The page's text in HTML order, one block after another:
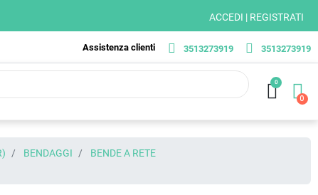
ACCEDI | REGISTRATI
Assistenza clienti 3513273919 3513273919
0
BENDAGGI
BENDE A RETE